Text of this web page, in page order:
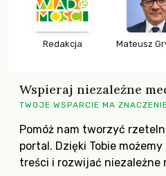
Redakcja Mateusz
Wspieraj niezależne
TWOJE WSPARCIE MA
Pomóż nam tworzyć
portal. Dzięki Tobie
treści i rozwijać niezależne